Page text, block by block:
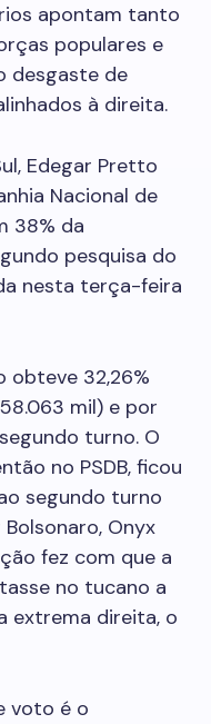
apontam tanto
populares e
desgaste de
à direita.
Edegar Pretto
Nacional de
38% da
pesquisa do
nesta terça-feira
obteve 32,26%
mil) e por
turno. O
no PSDB, ficou
segundo turno
Onyx
fez com que a
no tucano a
extrema direita, o
voto é o